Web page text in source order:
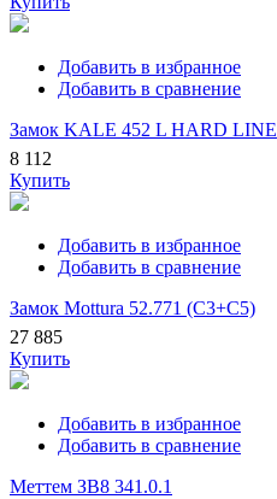
Добавить в избранное
Добавить в сравнение
Замок KALE 452 L HARD LINE
8 112
Купить
Добавить в избранное
Добавить в сравнение
Замок Mottura 52.771 (С3+С5)
27 885
Купить
Добавить в избранное
Добавить в сравнение
Меттем ЗВ8 341.0.1